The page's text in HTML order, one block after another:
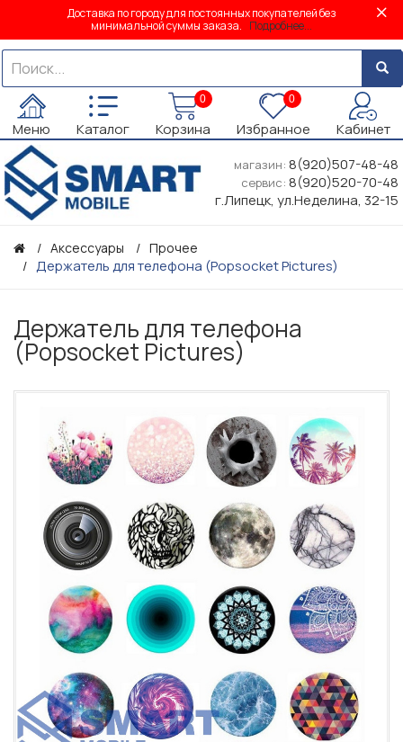
Доставка по городу для постоянных покупателей без
минимальной суммы заказа. Подробнее...
Меню Каталог
0
Корзина
0
Избранное Кабинет
магазин: 8(920)507-48-48
сервис: 8(920)520-70-48
г.Липецк, ул.Неделина, 32-15
Аксессуары Прочее
Держатель для телефона (Popsocket Pictures)
Держатель для телефона
(Popsocket Pictures)